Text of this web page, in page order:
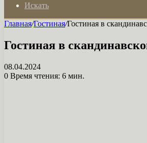
Искать
Главная/Гостиная/Гостиная в
Гостиная в
08.04.2024
0 Время чтения: 6 мин.